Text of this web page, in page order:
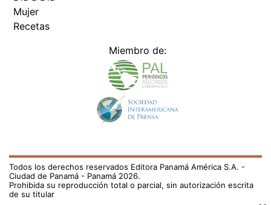
Mujer
Recetas
Miembro de:
Todos los derechos reservados Editora Panamá América S.A. -
Ciudad de Panamá - Panamá 2026.
Prohibida su reproducción total o parcial, sin autorización escrita
de su titular